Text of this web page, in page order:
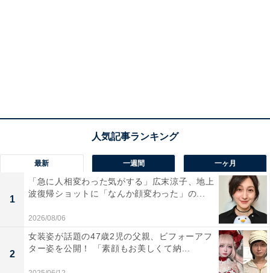
最新 一週間 一ヶ月
1
「急に人相変わった気がする」広末涼子、地上
波復帰ショットに「なんか顔変わった」の...
2026/08/06
2
女装姿が話題の47歳2児の父親、ビフォーアフ
ター姿を公開！ 「素顔もお美しくて納...